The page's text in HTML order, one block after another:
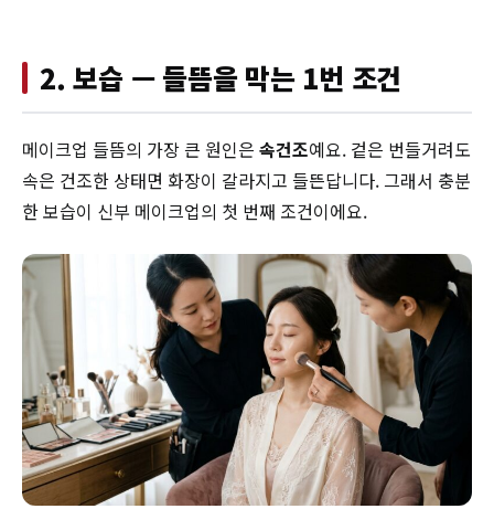
2. 보습 — 들뜸을 막는 1번 조건
메이크업 들뜸의 가장 큰 원인은 속건조예요. 겉은 번들거려도
속은 건조한 상태면 화장이 갈라지고 들뜬답니다. 그래서 충분
한 보습이 신부 메이크업의 첫 번째 조건이에요.